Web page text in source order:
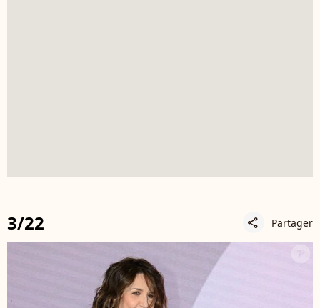
3/22 share Partager